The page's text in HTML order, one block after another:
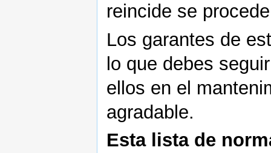
reincide se
Los garantes de
lo que debes
ellos en el
agradable.
Esta lista de